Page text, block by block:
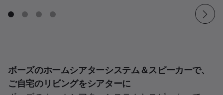
ボーズのホームシアターシステム＆スピーカーで、
ご自宅のリビングをシアターに